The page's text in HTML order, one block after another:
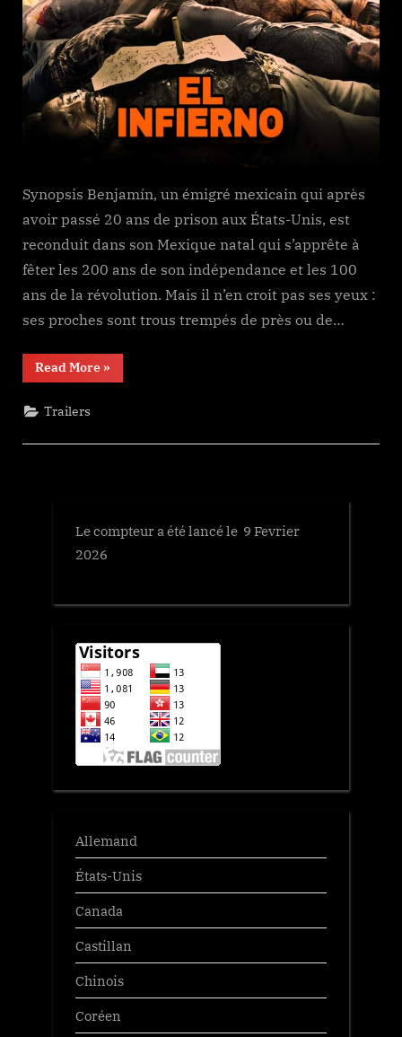
Synopsis Benjamín, un émigré mexicain qui après
avoir passé 20 ans de prison aux États-Unis, est
reconduit dans son Mexique natal qui s’apprête à
fêter les 200 ans de son indépendance et les 100
ans de la révolution. Mais il n’en croit pas ses yeux :
ses proches sont trous trempés de près ou de…
Read More“El
Infierno”
»
Trailers
Le compteur a été lancé le 9 Fevrier
2026
Allemand
États-Unis
Canada
Castillan
Chinois
Coréen